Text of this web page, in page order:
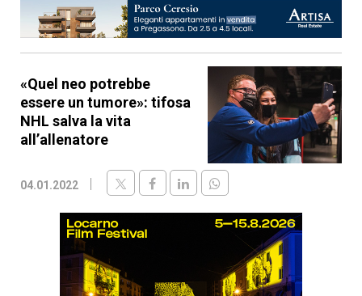
«Quel neo potrebbe
essere un tumore»: tifosa
NHL salva la vita
all’allenatore
04.01.2022